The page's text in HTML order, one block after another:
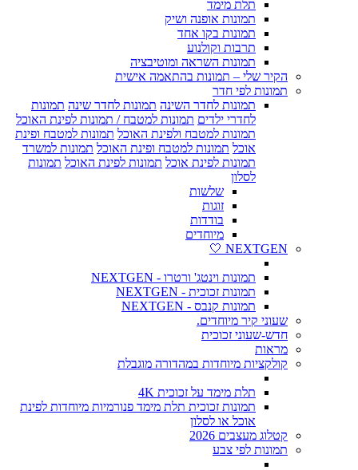
תלת מימד
תמונות אופנה ושיק
תמונות בקו אחד
תרבות וקולנוע
תמונות השראה ומוטיבציה
הקיר שלי – תמונות בהתאמה אישית
תמונות לפי חדר
תמונות לחדר השינה תמונות לחדר שינה תמונות
לחדרי ילדים תמונות למטבח / תמונות לפינת האוכל
תמונות למטבח ולפינת האוכל תמונות למטבח ופינת
אוכל תמונות למטבח ופינת האוכל תמונות למשרד
תמונות לפינת אוכל תמונות לפינת האוכל תמונות
לסלון
שלשות
זוגות
בודדות
מיוחדים
NEXTGEN 🤍
תמונות וינטג' ורטרו - NEXTGEN
תמונות זכוכית - NEXTGEN
תמונות קנבס - NEXTGEN
שעוני קיר מיוחדים.
חדש-שעוני זכוכית
מראות
קולקציות מיוחדות במהדורה מוגבלת
תלת מימד על זכוכית 4K
תמונות זכוכית תלת מימד פנורמיות מיוחדות לפינת
אוכל או לסלון
קטלוג מעצבים 2026
תמונות לפי צבע